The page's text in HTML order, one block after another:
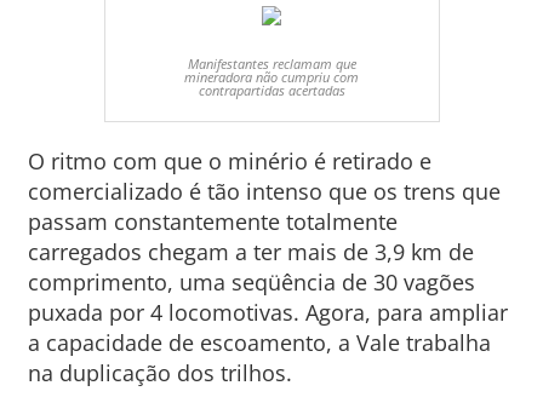
Manifestantes reclamam que
mineradora não cumpriu com
contrapartidas acertadas
O ritmo com que o minério é retirado e
comercializado é tão intenso que os trens que
passam constantemente totalmente
carregados chegam a ter mais de 3,9 km de
comprimento, uma seqüência de 30 vagões
puxada por 4 locomotivas. Agora, para ampliar
a capacidade de escoamento, a Vale trabalha
na duplicação dos trilhos.